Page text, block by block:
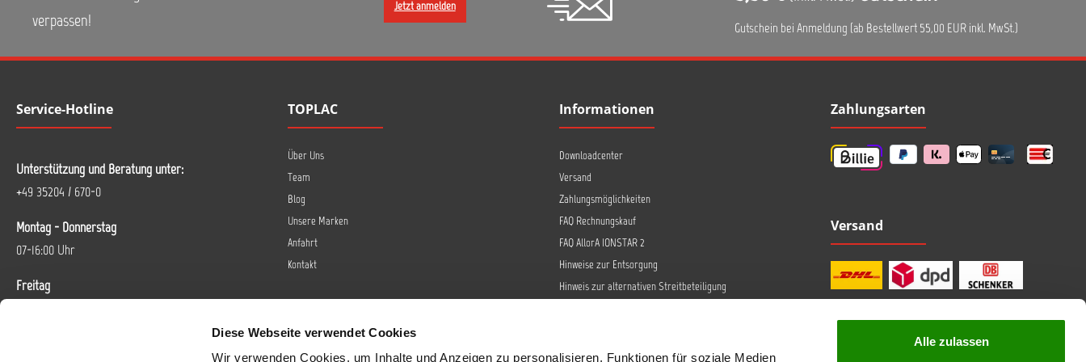
Diese Webseite verwendet Cookies
Wir verwenden Cookies, um Inhalte und Anzeigen zu personalisieren, Funktionen für soziale Medien
Alle zulassen
verpassen!
Jetzt anmelden
Gutschein bei Anmeldung (ab Bestellwert 55,00 EUR inkl. MwSt.)
Service-Hotline
Unterstützung und Beratung unter:
+49 35204 / 670-0
Montag - Donnerstag
07-16:00 Uhr
Freitag
TOPLAC
Über Uns
Team
Blog
Unsere Marken
Anfahrt
Kontakt
Informationen
Downloadcenter
Versand
Zahlungsmöglichkeiten
FAQ Rechnungskauf
FAQ AllorA IONSTAR 2
Hinweise zur Entsorgung
Hinweis zur alternativen Streitbeteiligung
Barrierefreiheit
Zahlungsarten
Versand